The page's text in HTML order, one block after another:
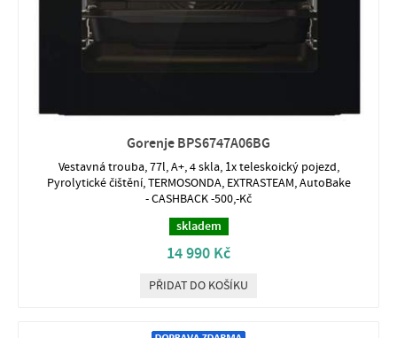
Gorenje BPS6747A06BG
Vestavná trouba, 77l, A+, 4 skla, 1x teleskoický pojezd,
Pyrolytické čištění, TERMOSONDA, EXTRASTEAM, AutoBake
- CASHBACK -500,-Kč
skladem
14 990 Kč
PŘIDAT DO KOŠÍKU